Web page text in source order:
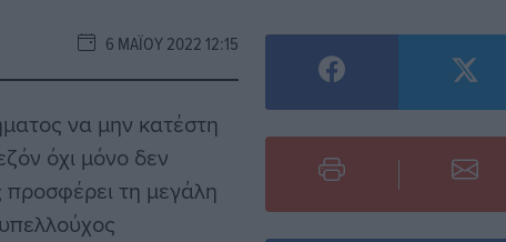
6 ΜΑΪ́ΟΥ 2022 12:15
να μην κατέστη
όχι μόνο δεν
τη μεγάλη